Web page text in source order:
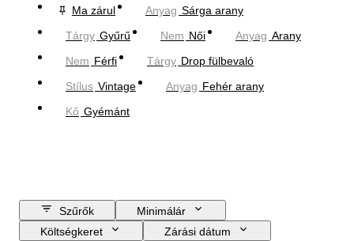
Ma zárul
Anyag Sárga arany
Tárgy Gyűrű Nem Női Anyag Arany
Nem Férfi Tárgy Drop fülbevaló
Stílus Vintage Anyag Fehér arany
Kő Gyémánt
Szűrők
Minimálár
Költségkeret
Zárási dátum